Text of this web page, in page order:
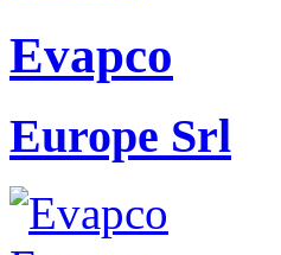
Evapco
Europe Srl